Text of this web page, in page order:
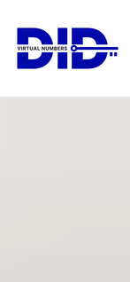
содержимому